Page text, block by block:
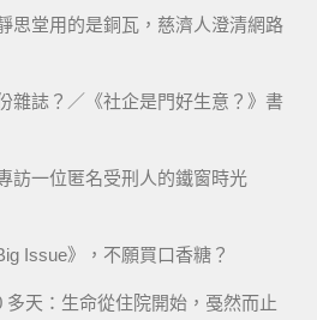
思堂用的是銅瓦，慈濟人澄清網路
雜誌？／《社企是門好生意？》書
訪一位匿名受刑人的鐵窗時光
Issue》，不願買口香糖？
多天：生命從住院開始，戞然而止